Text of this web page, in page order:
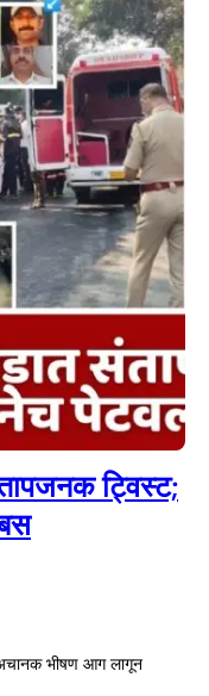
ट्विस्ट;
अचानक भीषण आग लागून